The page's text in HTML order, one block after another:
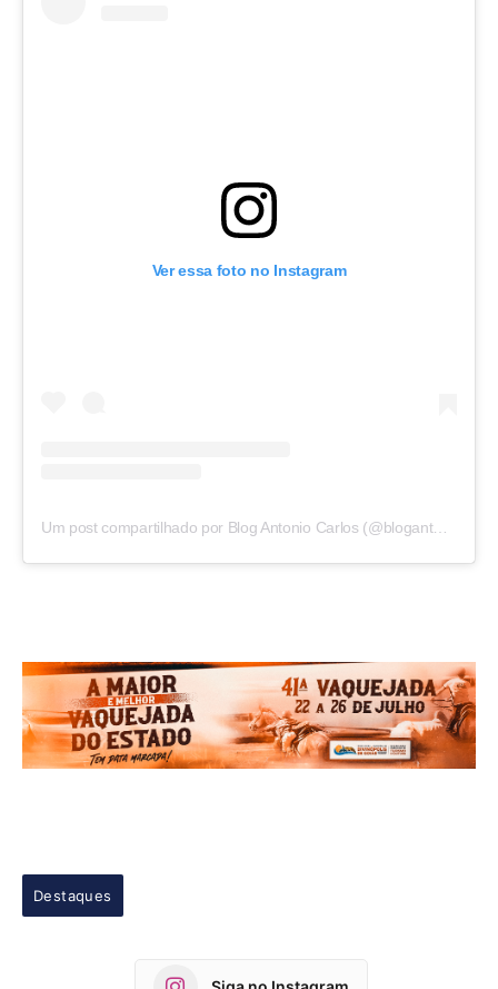
Ver essa foto no Instagram
Um post compartilhado por Blog Antonio Carlos (@blogantoniocarlos)
Destaques